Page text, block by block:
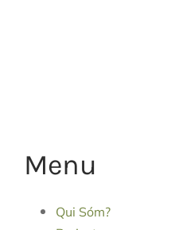
Menu
Qui Sóm?